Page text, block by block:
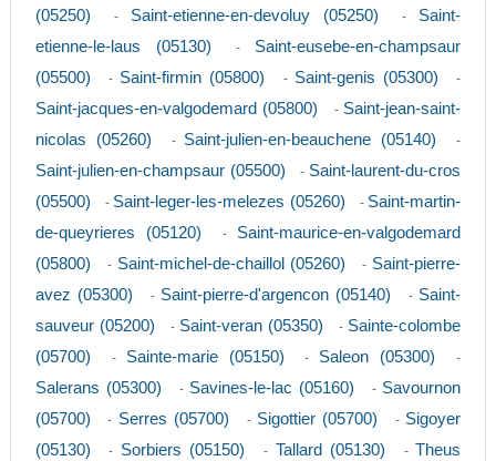
(05250)
- Saint-etienne-en-devoluy (05250) - Saint-
etienne-le-laus (05130)
- Saint-eusebe-en-champsaur
(05500)
- Saint-firmin (05800) - Saint-genis (05300) -
Saint-jacques-en-valgodemard (05800) - Saint-jean-saint-
nicolas (05260)
- Saint-julien-en-beauchene (05140) -
Saint-julien-en-champsaur (05500) - Saint-laurent-du-cros
(05500)
- Saint-leger-les-melezes (05260) - Saint-martin-
de-queyrieres (05120)
- Saint-maurice-en-valgodemard
(05800)
- Saint-michel-de-chaillol (05260) - Saint-pierre-
avez (05300)
- Saint-pierre-d'argencon (05140) - Saint-
sauveur (05200)
- Saint-veran (05350) - Sainte-colombe
(05700)
- Sainte-marie (05150) - Saleon (05300) -
Salerans (05300) - Savines-le-lac (05160) - Savournon
(05700)
- Serres (05700) - Sigottier (05700) - Sigoyer
(05130)
- Sorbiers (05150) - Tallard (05130) - Theus